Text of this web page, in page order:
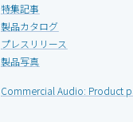
特集記事
製品カタログ
プレスリリース
製品写真
Commercial Audio: Product